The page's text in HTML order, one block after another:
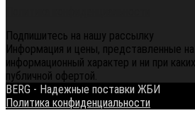
Подпишитесь на нашу рассылку
Информация и цены, представленные
информационный характер и ни при
публичной офертой.
BERG - Надежные поставки ЖБИ
Политика конфиденциальности